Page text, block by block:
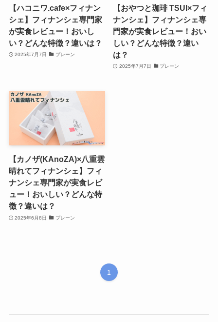
【ハコニワ.cafe×フィナン
シェ】フィナンシェ専門家
が実食レビュー！おいし
い？どんな特徴？違いは？
2025年7月7日 プレーン
【おやつと珈琲 TSUI×フィ
ナンシェ】フィナンシェ専
門家が実食レビュー！おい
しい？どんな特徴？違い
は？
2025年7月7日 プレーン
【カノザ(KAnoZA)×八重雲
晴れてフィナンシェ】フィ
ナンシェ専門家が実食レビ
ュー！おいしい？どんな特
徴？違いは？
2025年6月8日 プレーン
1